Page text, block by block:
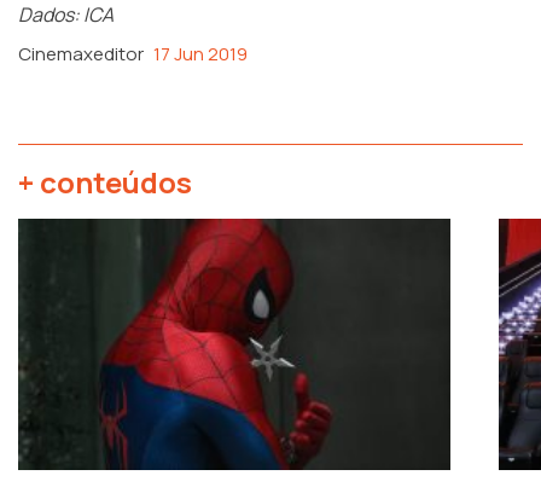
Dados: ICA
Cinemaxeditor 17 Jun 2019
+ conteúdos